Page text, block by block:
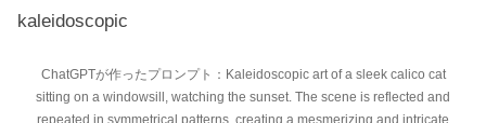
kaleidoscopic
ChatGPTが作ったプロンプト：Kaleidoscopic art of a sleek calico cat
sitting on a windowsill, watching the sunset. The scene is reflected and
repeated in symmetrical patterns, creating a mesmerizing and intricate